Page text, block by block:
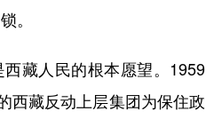
。
藏人民的根本愿望。1959
西藏反动上层集团为保住政